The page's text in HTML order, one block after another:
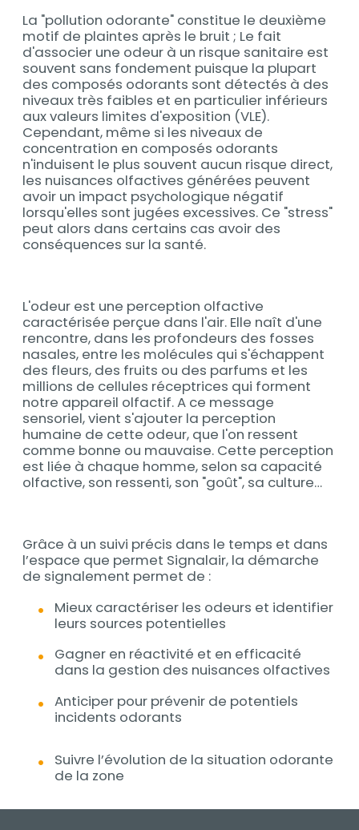
La "pollution odorante" constitue le deuxième
motif de plaintes après le bruit ; Le fait
d'associer une odeur à un risque sanitaire est
souvent sans fondement puisque la plupart
des composés odorants sont détectés à des
niveaux très faibles et en particulier inférieurs
aux valeurs limites d'exposition (VLE).
Cependant, même si les niveaux de
concentration en composés odorants
n'induisent le plus souvent aucun risque direct,
les nuisances olfactives générées peuvent
avoir un impact psychologique négatif
lorsqu'elles sont jugées excessives. Ce "stress"
peut alors dans certains cas avoir des
conséquences sur la santé.
L'odeur est une perception olfactive
caractérisée perçue dans l'air. Elle naît d'une
rencontre, dans les profondeurs des fosses
nasales, entre les molécules qui s'échappent
des fleurs, des fruits ou des parfums et les
millions de cellules réceptrices qui forment
notre appareil olfactif. A ce message
sensoriel, vient s'ajouter la perception
humaine de cette odeur, que l'on ressent
comme bonne ou mauvaise. Cette perception
est liée à chaque homme, selon sa capacité
olfactive, son ressenti, son "goût", sa culture…
Grâce à un suivi précis dans le temps et dans
l’espace que permet Signalair, la démarche
de signalement permet de :
Mieux caractériser les odeurs et identifier
leurs sources potentielles
Gagner en réactivité et en efficacité
dans la gestion des nuisances olfactives
Anticiper pour prévenir de potentiels
incidents odorants
Suivre l’évolution de la situation odorante
de la zone